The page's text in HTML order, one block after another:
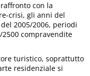
con la
crisi, gli anni del
2005/2006, periodi
compravendite
turistico, soprattutto
residenziale si